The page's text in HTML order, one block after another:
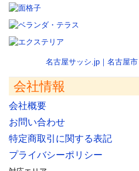
名古屋サッシ.jp｜名古屋市
会社情報
会社概要
お問い合わせ
特定商取引に関する表記
プライバシーポリシー